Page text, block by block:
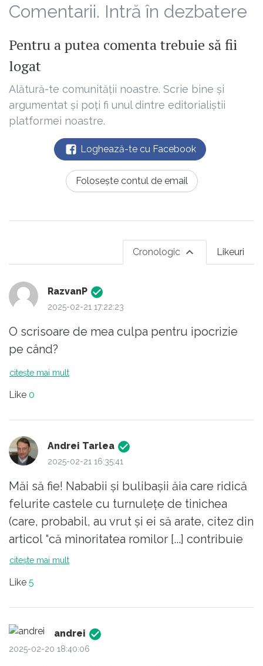
Comentarii. Intră în dezbatere
Pentru a putea comenta trebuie să fii
logat
Alătură-te comunității noastre. Scrie bine și
argumentat și poți fi unul dintre editorialiștii
platformei noastre.
Loghează-te cu Facebook
Folosește contul de email
Likeuri
Cronologic
RazvanP
2025-02-21 17:22:23
O scrisoare de mea culpa pentru ipocrizie
pe când?
citește mai mult
Like 0
Andrei Tarlea
2025-02-21 16:35:41
Măi să fie! Nababii și bulibașii ăia care ridică
felurite castele cu turnulețe de tinichea
(care, probabil, au vrut și ei să arate, citez din
articol “că minoritatea romilor [...] contribuie
și va contribui la tot ceea ce avem mai
micii romi la școală. Maneliștii ăia cu
milioane de vizualizări pe YouTube, nici ăia
nu ar da doi lei pentru comunitățile de romi
citește mai mult
Like 5
andrei
2025-02-20 18:40:06